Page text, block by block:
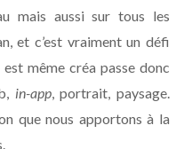
mais aussi sur tous les
et c’est vraiment un défi
même créa passe donc
in-app, portrait, paysage.
que nous apportons à la